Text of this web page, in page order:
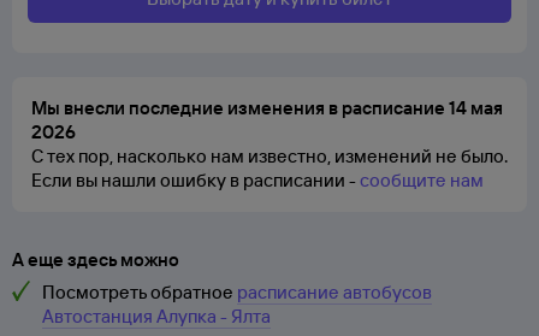
Мы внесли последние изменения в расписание 14 мая
2026
С тех пор, насколько нам известно, изменений не было.
Если вы нашли ошибку в расписании -сообщите нам
А еще здесь можно
Посмотреть обратное расписание автобусов
Автостанция Алупка - Ялта